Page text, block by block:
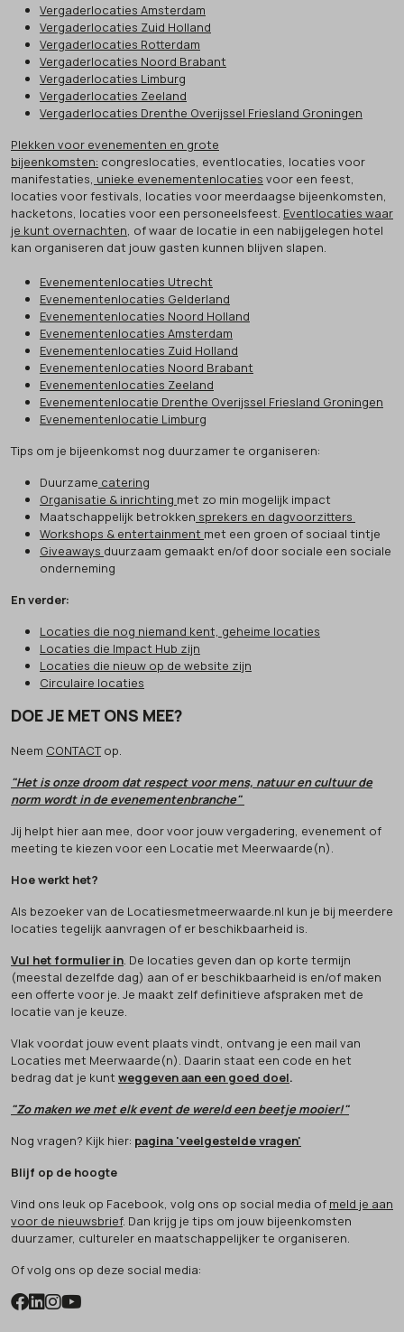
Vergaderlocaties Amsterdam
Vergaderlocaties Zuid Holland
Vergaderlocaties Rotterdam
Vergaderlocaties Noord Brabant
Vergaderlocaties Limburg
Vergaderlocaties Zeeland
Vergaderlocaties Drenthe Overijssel Friesland Groningen
Plekken voor evenementen en grote
bijeenkomsten: congreslocaties, eventlocaties, locaties voor
manifestaties, unieke evenementenlocaties voor een feest,
locaties voor festivals, locaties voor meerdaagse bijeenkomsten,
hacketons, locaties voor een personeelsfeest. Eventlocaties waar
je kunt overnachten, of waar de locatie in een nabijgelegen hotel
kan organiseren dat jouw gasten kunnen blijven slapen.
Evenementenlocaties Utrecht
Evenementenlocaties Gelderland
Evenementenlocaties Noord Holland
Evenementenlocaties Amsterdam
Evenementenlocaties Zuid Holland
Evenementenlocaties Noord Brabant
Evenementenlocaties Zeeland
Evenementenlocatie Drenthe Overijssel Friesland Groningen
Evenementenlocatie Limburg
Tips om je bijeenkomst nog duurzamer te organiseren:
Duurzame catering
Organisatie & inrichting met zo min mogelijk impact
Maatschappelijk betrokken sprekers en dagvoorzitters
Workshops & entertainment met een groen of sociaal tintje
Giveaways duurzaam gemaakt en/of door sociale een sociale
onderneming
En verder:
Locaties die nog niemand kent, geheime locaties
Locaties die Impact Hub zijn
Locaties die nieuw op de website zijn
Circulaire locaties
DOE JE MET ONS MEE?
Neem CONTACTop.
"Het is onze droom dat respect voor mens, natuur en cultuur de
norm wordt in de evenementenbranche"
Jij helpt hier aan mee, door voor jouw vergadering, evenement of
meeting te kiezen voor een Locatie met Meerwaarde(n).
Hoe werkt het?
Als bezoeker van de Locatiesmetmeerwaarde.nl kun je bij meerdere
locaties tegelijk aanvragen of er beschikbaarheid is.
Vul het formulier in. De locaties geven dan op korte termijn
(meestal dezelfde dag) aan of er beschikbaarheid is en/of maken
een offerte voor je. Je maakt zelf definitieve afspraken met de
locatie van je keuze.
Vlak voordat jouw event plaats vindt, ontvang je een mail van
Locaties met Meerwaarde(n). Daarin staat een code en het
bedrag dat je kunt weggeven aan een goed doel.
"Zo maken we met elk event de wereld een beetje mooier!"
Nog vragen? Kijk hier: pagina 'veelgestelde vragen'
Blijf op de hoogte
Vind ons leuk op Facebook, volg ons op social media of meld je aan
voor de nieuwsbrief. Dan krijg je tips om jouw bijeenkomsten
duurzamer, cultureler en maatschappelijker te organiseren.
Of volg ons op deze social media: